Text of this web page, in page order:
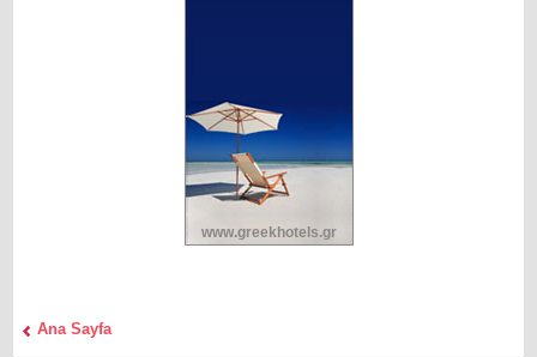
www.greekhotels.gr
Αna Sayfa